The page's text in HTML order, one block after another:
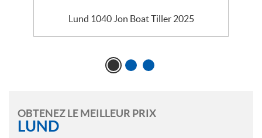
Lund 1040 Jon Boat Tiller 2025
OBTENEZ LE MEILLEUR PRIX
LUND